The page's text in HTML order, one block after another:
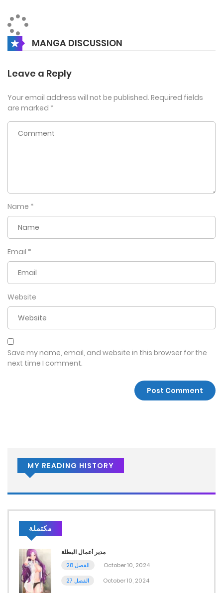
MANGA DISCUSSION
Leave a Reply
Your email address will not be published. Required fields
are marked *
Name *
Email *
Website
Save my name, email, and website in this browser for the
next time I comment.
MY READING HISTORY
مكتملة
مدير أعمال البطلة
الفصل 28
October 10, 2024
الفصل 27
October 10, 2024